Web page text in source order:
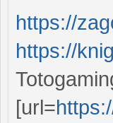
https://
https://
[url=